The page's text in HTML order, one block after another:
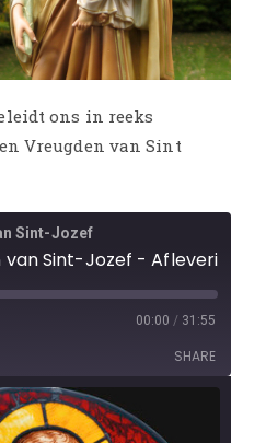
ons in reeks
Vreugden van Sint
Sint-Jozef
Sint-Jozef - Aflevering 1
00:00 / 31:55
SHARE